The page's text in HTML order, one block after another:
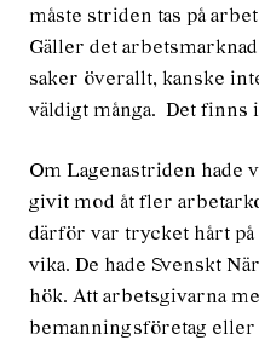
måste striden tas på
Gäller det
saker överallt, kanske
väldigt många. Det finns
Om Lagenastriden hade
givit mod åt fler
därför var trycket hårt på
vika. De hade Svenskt
hök. Att arbetsgivarna
bemanningsföretag eller